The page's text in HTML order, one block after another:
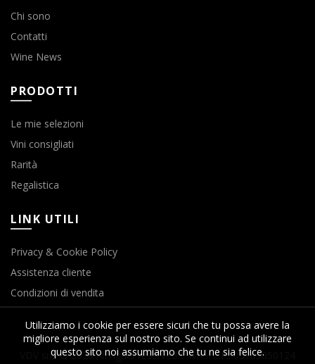
Chi sono
Contatti
Wine News
PRODOTTI
Le mie selezioni
Vini consigliati
Rarità
Regalistica
LINK UTILI
Privacy & Cookie Policy
Assistenza cliente
Condizioni di vendita
VDV srls © 2020 All rights reserved P.IVA / C.F.: 03763850124
Utilizziamo i cookie per essere sicuri che tu possa avere la
migliore esperienza sul nostro sito. Se continui ad utilizzare
questo sito noi assumiamo che tu ne sia felice.